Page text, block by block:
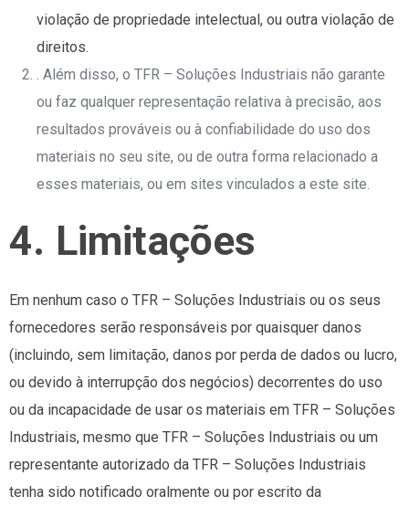
violação de propriedade intelectual, ou outra violação de
direitos.
⁣. Além disso, o TFR – Soluções Industriais não garante
ou faz qualquer representação relativa à precisão, aos
resultados prováveis ​​ou à confiabilidade do uso dos
materiais no seu site, ou de outra forma relacionado a
esses materiais, ou em sites vinculados a este site.
4. Limitações
Em nenhum caso o TFR – Soluções Industriais ou os seus
fornecedores serão responsáveis ​​por quaisquer danos
(incluindo, sem limitação, danos por perda de dados ou lucro,
ou devido à interrupção dos negócios) decorrentes do uso
ou da incapacidade de usar os materiais em TFR – Soluções
Industriais, mesmo que TFR – Soluções Industriais ou um
representante autorizado da TFR – Soluções Industriais
tenha sido notificado oralmente ou por escrito da